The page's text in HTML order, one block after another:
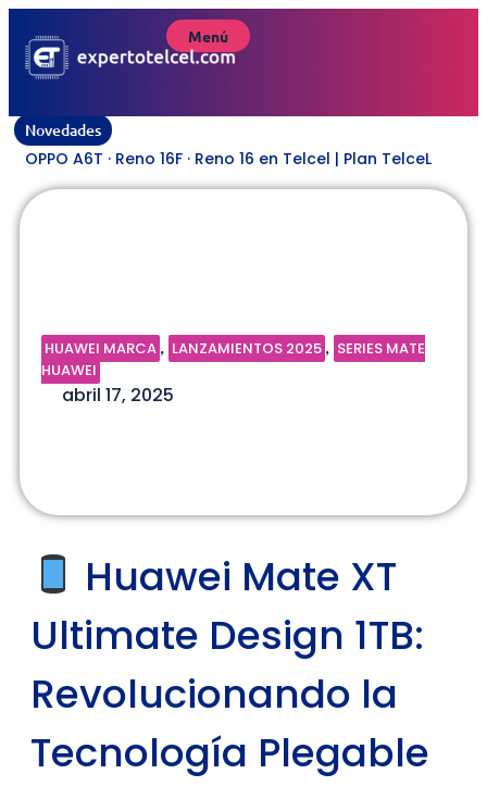
Menú
Novedades
OPPO A6T · Reno 16F · Reno 16 en Telcel | Plan TelceL
HUAWEI MARCA , LANZAMIENTOS 2025 , SERIES MATE
HUAWEI
abril 17, 2025
Huawei Mate XT
Ultimate Design 1TB:
Revolucionando la
Tecnología Plegable